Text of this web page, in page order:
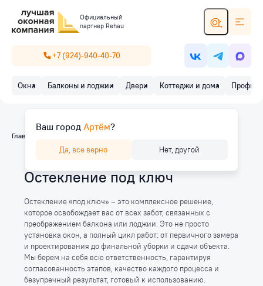
Официальный
партнер Rehau
+7 (924)-940-40-70
Окна Балконы и лоджии Двери Коттеджи и дома
Главная
Остекление под ключ
Остекление «под ключ» – это комплексное решение,
которое освобождает вас от всех забот, связанных с
преображением балкона или лоджии. Это не просто
установка окон, а полный цикл работ: от первичного замера
и проектирования до финальной уборки и сдачи объекта.
Мы берем на себя всю ответственность, гарантируя
согласованность этапов, качество каждого процесса и
безупречный результат, готовый к использованию.
Ваш город Артём?
Да, все верно Нет, другой